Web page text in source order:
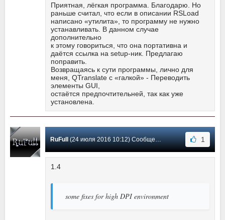
Приятная, лёгкая программа. Благодарю. Но
раньше считал, что если в описании RSLoad
написано «утилита», то программу не нужно
устанавливать. В данном случае
дополнительно
к этому говориться, что она портативна и
даётся ссылка на setup-ник. Предлагаю
поправить.
Возвращаясь к сути программы, лично для
меня, QTranslate с «галкой» - Переводить
элементы GUI,
остаётся предпочтительней, так как уже
установлена.
RuFull(24 июля 2016 10:12) Сообщение #12 1
1.4
some fixes for high DPI environment